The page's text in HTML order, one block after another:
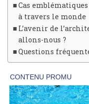
Cas
à travers le monde
L’avenir de
allons-nous ?
Questions